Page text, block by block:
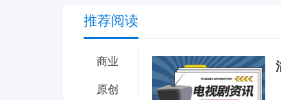
推荐阅读
商业
原创